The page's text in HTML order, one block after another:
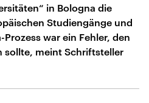
in Bologna die
Studiengänge und
war ein Fehler, den
sollte, meint Schriftsteller